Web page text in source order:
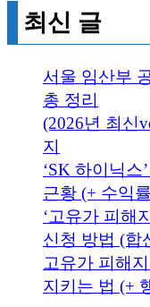
최신 글
서울 임산부
총 정리
(2026년 최신
지
‘SK 하이닉스
근황 (+ 수익
‘고유가 피해
신청 방법 (합
고유가 피해
지키는 법 (+